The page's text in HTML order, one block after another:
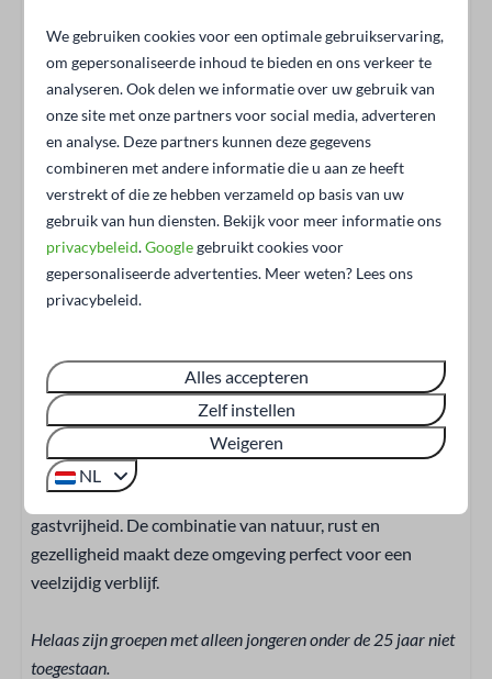
Familie/Kinderen
Kindvriendelijk
Kinderstoel tegen betaling
Babybedje tegen betaling
Kindveilige stopcontacten
Toegankelijkheid
Rolstoelvriendelijk
Douchestoel
Keuken
Koffiecupmachine
Koelkast
Servies
Combimagnetron
Waterkoker
Oven: Heteluchtoven
Inductie kookplaat
huur een fiets en trek de omgeving in of laat kinderen
spelen in de speeltuinen op het park. Sportliefhebbers
kunnen hun energie kwijt in het sportcentrum, terwijl
anderen juist kiezen voor een rustige wandeling over het
park. Zo combineer je ontspanning met gezellige
activiteiten voor de hele groep.
Oirschotse Heide: Brabantse natuur
op z’n mooist
Hier wandel of fiets je door uitgestrekte heidevelden,
rustige bossen en open landschappen waar je echt even
kunt ontsnappen aan de drukte van alledag. Onderweg
kom je langs sfeervolle dorpen met gezellige cafés en
terrassen waar je geniet van de bekende Brabantse
gastvrijheid. De combinatie van natuur, rust en
gezelligheid maakt deze omgeving perfect voor een
veelzijdig verblijf.
Helaas zijn groepen met alleen jongeren onder de 25 jaar niet
toegestaan.
We gebruiken cookies voor een optimale gebruikservaring,
om gepersonaliseerde inhoud te bieden en ons verkeer te
analyseren. Ook delen we informatie over uw gebruik van
onze site met onze partners voor social media, adverteren
en analyse. Deze partners kunnen deze gegevens
combineren met andere informatie die u aan ze heeft
verstrekt of die ze hebben verzameld op basis van uw
gebruik van hun diensten. Bekijk voor meer informatie ons
privacybeleid.Googlegebruikt cookies voor
gepersonaliseerde advertenties. Meer weten? Lees ons
privacybeleid.
Alles accepteren
Zelf instellen
Weigeren
NL